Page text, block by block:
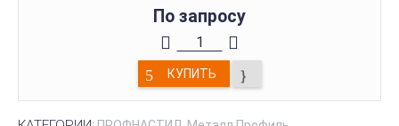
По запросу
КУПИТЬ